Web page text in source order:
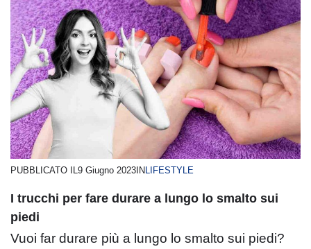
PUBBLICATO IL 9 Giugno 2023 IN LIFESTYLE
I trucchi per fare durare a lungo lo smalto sui
piedi
Vuoi far durare più a lungo lo smalto sui piedi?